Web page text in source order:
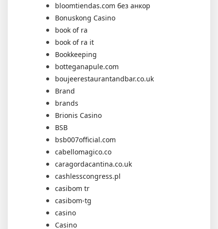
bloomtiendas.com без анкор
Bonuskong Casino
book of ra
book of ra it
Bookkeeping
botteganapule.com
boujeerestaurantandbar.co.uk
Brand
brands
Brionis Casino
BSB
bsb007official.com
cabellomagico.co
caragordacantina.co.uk
cashlesscongress.pl
casibom tr
casibom-tg
casino
Casino